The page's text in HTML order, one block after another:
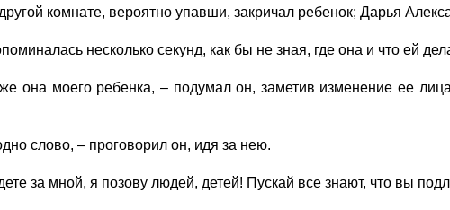
комнате, вероятно упавши, закричал ребенок; Дарья
несколько секунд, как бы не зная, где она и что ей
она моего ребенка, – подумал он, заметив изменение ее
слово, – проговорил он, идя за нею.
за мной, я позову людей, детей! Пускай все знают, что вы